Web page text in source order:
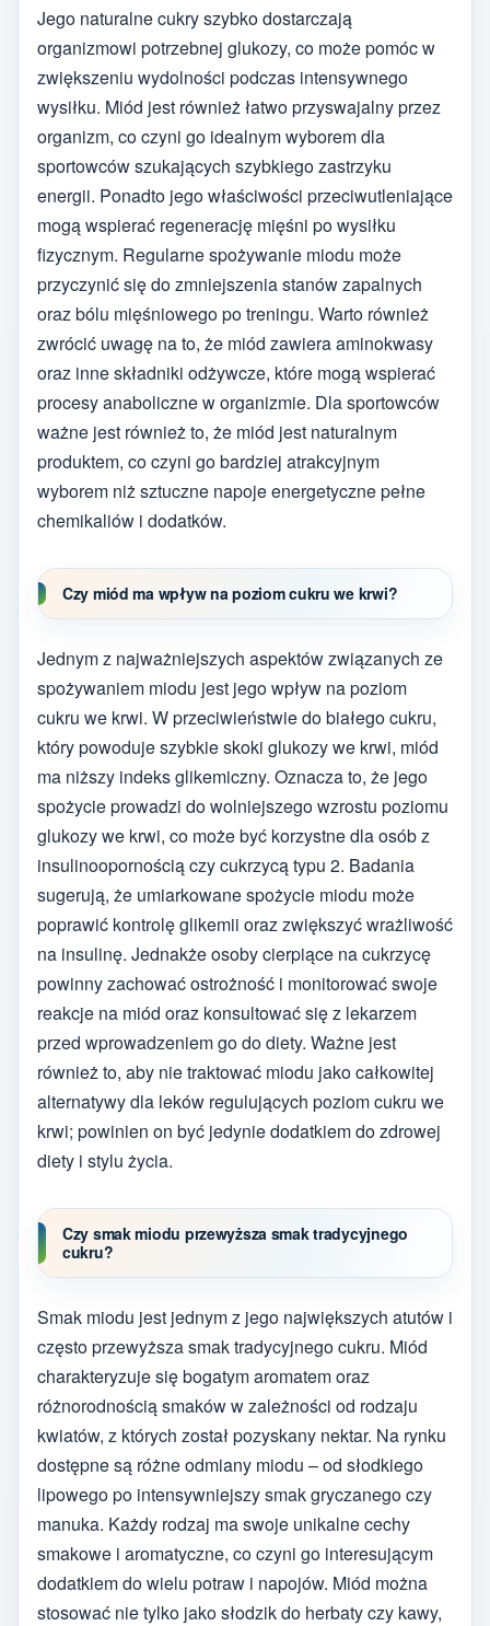
Jego naturalne cukry szybko dostarczają
organizmowi potrzebnej glukozy, co może pomóc w
zwiększeniu wydolności podczas intensywnego
wysiłku. Miód jest również łatwo przyswajalny przez
organizm, co czyni go idealnym wyborem dla
sportowców szukających szybkiego zastrzyku
energii. Ponadto jego właściwości przeciwutleniające
mogą wspierać regenerację mięśni po wysiłku
fizycznym. Regularne spożywanie miodu może
przyczynić się do zmniejszenia stanów zapalnych
oraz bólu mięśniowego po treningu. Warto również
zwrócić uwagę na to, że miód zawiera aminokwasy
oraz inne składniki odżywcze, które mogą wspierać
procesy anaboliczne w organizmie. Dla sportowców
ważne jest również to, że miód jest naturalnym
produktem, co czyni go bardziej atrakcyjnym
wyborem niż sztuczne napoje energetyczne pełne
chemikaliów i dodatków.
Czy miód ma wpływ na poziom cukru we krwi?
Jednym z najważniejszych aspektów związanych ze
spożywaniem miodu jest jego wpływ na poziom
cukru we krwi. W przeciwieństwie do białego cukru,
który powoduje szybkie skoki glukozy we krwi, miód
ma niższy indeks glikemiczny. Oznacza to, że jego
spożycie prowadzi do wolniejszego wzrostu poziomu
glukozy we krwi, co może być korzystne dla osób z
insulinoopornością czy cukrzycą typu 2. Badania
sugerują, że umiarkowane spożycie miodu może
poprawić kontrolę glikemii oraz zwiększyć wrażliwość
na insulinę. Jednakże osoby cierpiące na cukrzycę
powinny zachować ostrożność i monitorować swoje
reakcje na miód oraz konsultować się z lekarzem
przed wprowadzeniem go do diety. Ważne jest
również to, aby nie traktować miodu jako całkowitej
alternatywy dla leków regulujących poziom cukru we
krwi; powinien on być jedynie dodatkiem do zdrowej
diety i stylu życia.
Czy smak miodu przewyższa smak tradycyjnego
cukru?
Smak miodu jest jednym z jego największych atutów i
często przewyższa smak tradycyjnego cukru. Miód
charakteryzuje się bogatym aromatem oraz
różnorodnością smaków w zależności od rodzaju
kwiatów, z których został pozyskany nektar. Na rynku
dostępne są różne odmiany miodu – od słodkiego
lipowego po intensywniejszy smak gryczanego czy
manuka. Każdy rodzaj ma swoje unikalne cechy
smakowe i aromatyczne, co czyni go interesującym
dodatkiem do wielu potraw i napojów. Miód można
stosować nie tylko jako słodzik do herbaty czy kawy,